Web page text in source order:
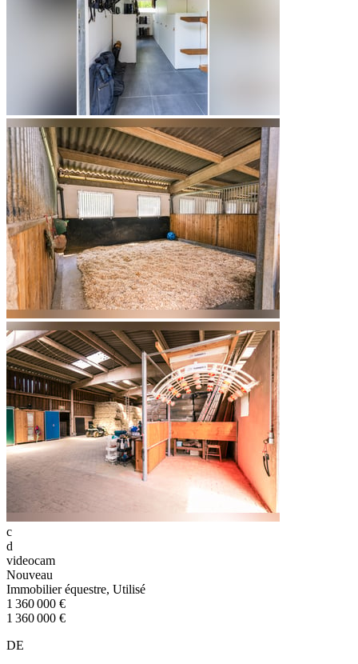
c
d
videocam
Nouveau
Immobilier équestre, Utilisé
1 360 000 €
1 360 000 €
DE